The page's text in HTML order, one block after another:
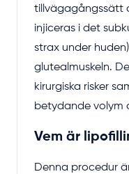
tillvägagångssätt
injiceras i det
strax under
glutealmuskeln.
kirurgiska risker
betydande volym
Vem är
Denna procedur